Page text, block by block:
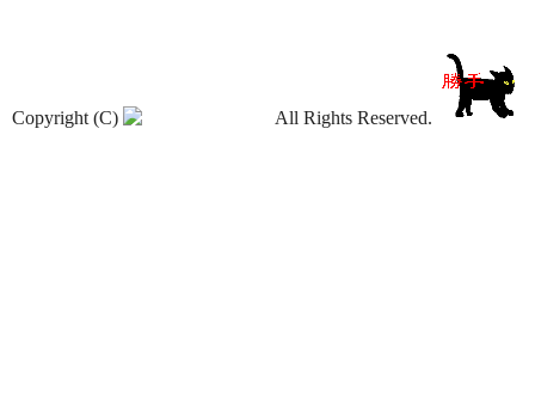
Copyright (C) All Rights Reserved.